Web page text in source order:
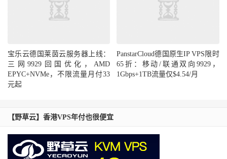
宝乐云德国莱茵云服务器上线：
三网9929回国优化，AMD
EPYC+NVMe，不限流量月付33
元起
PanstarCloud德国原生IP VPS限时
65折：移动/联通双向9929，
1Gbps+1TB流量仅$4.54/月
【野草云】香港VPS年付也很便宜